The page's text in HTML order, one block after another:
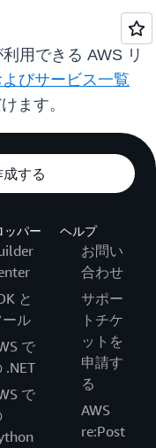
用できる AWS リ
びサービス一覧
ます。
する
ッパー
と
ール
で
.NET
で
ヘルプ
お問い
合わせ
サポー
トチケ
ットを
申請す
る
AWS
re:Post